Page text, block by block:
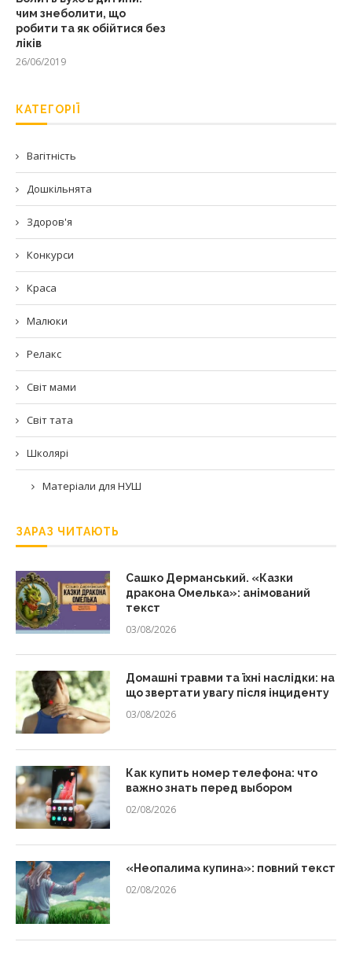
чим знеболити, що
робити та як обійтися без
ліків
26/06/2019
КАТЕГОРІЇ
Вагітність
Дошкільнята
Здоров'я
Конкурси
Краса
Малюки
Релакс
Світ мами
Світ тата
Школярі
Матеріали для НУШ
ЗАРАЗ ЧИТАЮТЬ
Сашко Дерманський. «Казки
дракона Омелька»: анімований
текст
03/08/2026
Домашні травми та їхні наслідки: на
що звертати увагу після інциденту
03/08/2026
Как купить номер телефона: что
важно знать перед выбором
02/08/2026
«Неопалима купина»: повний текст
02/08/2026